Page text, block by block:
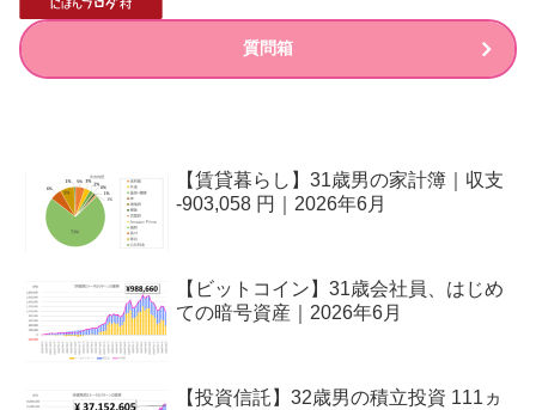
質問箱
【賃貸暮らし】31歳男の家計簿｜収支
-903,058 円｜2026年6月
【ビットコイン】31歳会社員、はじめ
ての暗号資産｜2026年6月
【投資信託】32歳男の積立投資 111ヵ